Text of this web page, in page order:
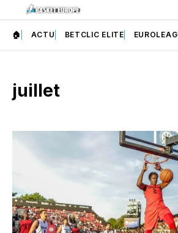
🏠 ACTU BETCLIC ELITE
juillet